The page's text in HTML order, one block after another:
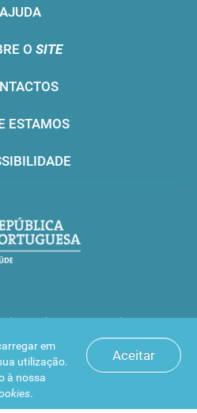
Aceitar
em
utilização.
à nossa
.
AJUDA
O SITE
ESTAMOS
os direitos reservados